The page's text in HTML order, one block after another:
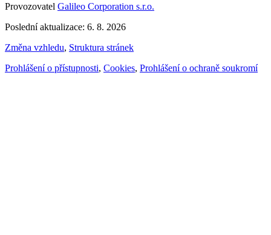
Provozovatel Galileo Corporation s.r.o.
Poslední aktualizace: 6. 8. 2026
Změna vzhledu, Struktura stránek
Prohlášení o přístupnosti, Cookies, Prohlášení o ochraně soukromí